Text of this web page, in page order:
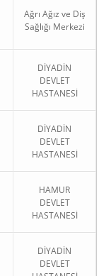
Ağrı Ağız ve Diş
Sağlığı Merkezi
DİYADİN
DEVLET
HASTANESİ
DİYADİN
DEVLET
HASTANESİ
HAMUR
DEVLET
HASTANESİ
DİYADİN
DEVLET